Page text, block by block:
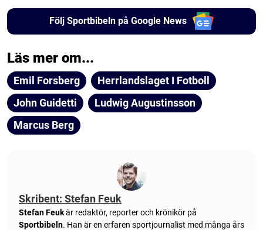
Följ Sportbibeln på Google News
Läs mer om...
Emil Forsberg
Herrlandslaget I Fotboll
John Guidetti
Ludwig Augustinsson
Marcus Berg
Skribent: Stefan Feuk
Stefan Feukär redaktör, reporter och krönikör på
Sportbibeln. Han är en erfaren sportjournalist med många års